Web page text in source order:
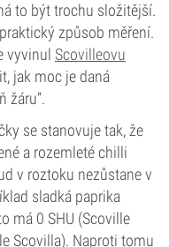
to být trochu složitější.
způsob měření.
vyvinul Scovilleovu
jak moc je daná
žáru“.
se stanovuje tak, že
a rozemleté chilli
v roztoku nezůstane v
sladká paprika
má 0 SHU (Scoville
Scovilla). Naproti tomu